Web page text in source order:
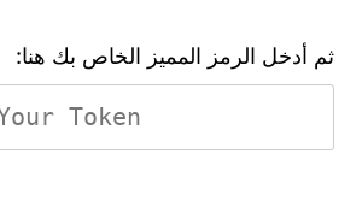
ثم أدخل الرمز المميز الخاص بك هنا: